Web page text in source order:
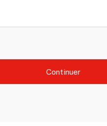
Continuer